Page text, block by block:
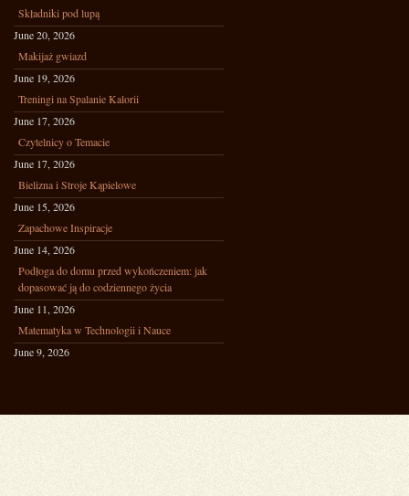
Składniki pod lupą
June 20, 2026
Makijaż gwiazd
June 19, 2026
Treningi na Spalanie Kalorii
June 17, 2026
Czytelnicy o Temacie
June 17, 2026
Bielizna i Stroje Kąpielowe
June 15, 2026
Zapachowe Inspiracje
June 14, 2026
Podłoga do domu przed wykończeniem: jak
dopasować ją do codziennego życia
June 11, 2026
Matematyka w Technologii i Nauce
June 9, 2026